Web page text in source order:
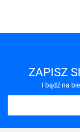
ZAPISZ
I bądź na